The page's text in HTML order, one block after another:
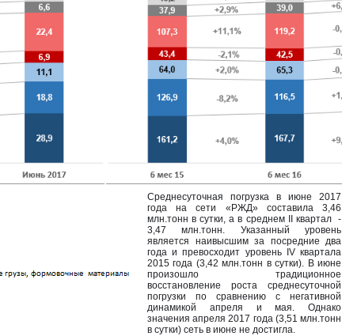
Среднесуточная погрузка в июне 2017
года на сети «РЖД» составила 3,46
млн.тонн в сутки, а в среднем II квартал -
3,47 млн.тонн. Указанный уровень
является наивысшим за посредние два
года и превосходит уровень IV квартала
2015 года (3,42 млн.тонн в сутки). В июне
произошло традиционное
восстановление роста среднесуточной
погрузки по сравнению с негативной
динамикой апреля и мая. Однако
значения апреля 2017 года (3,51 млн.тонн
в сутки) сеть в июне не достигла.